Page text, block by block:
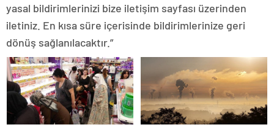
yasal bildirimlerinizi bize iletişim sayfası üzerinden
iletiniz. En kısa süre içerisinde bildirimlerinize geri
dönüş sağlanılacaktır.”